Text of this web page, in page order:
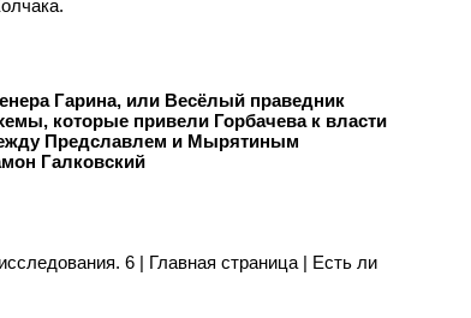
Гарина, или Весёлый праведник
которые привели Горбачева к власти
Предславлем и Мырятиным
Галковский
6 | Главная страница | Есть ли